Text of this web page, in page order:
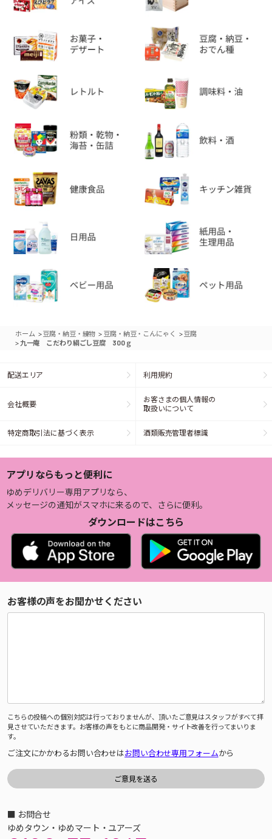
ホーム >豆腐・納豆・練物 > 豆腐・納豆・こんにゃく >豆腐
>九一庵 こだわり絹ごし豆腐 300ｇ
配送エリア 利用規約
会社概要
お客さまの個人情報の
取扱いについて
特定商取引法に基づく表示 酒類販売管理者標識
アプリならもっと便利に
ゆめデリバリー専用アプリなら、
メッセージの通知がスマホに来るので、さらに便利。
ダウンロードはこちら
お客様の声をお聞かせください
こちらの投稿への個別対応は行っておりませんが、頂いたご意見はスタッフがすべて拝
見させていただきます。お客様の声をもとに商品開発・サイト改善を行ってまいりま
す。
ご注文にかかわるお問い合わせはお問い合わせ専用フォームから
■ お問合せ
ゆめタウン・ゆめマート・ユアーズ